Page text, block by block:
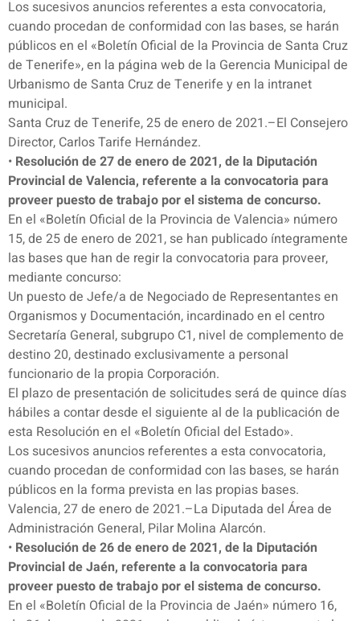
Los sucesivos anuncios referentes a esta convocatoria,
cuando procedan de conformidad con las bases, se harán
públicos en el «Boletín Oficial de la Provincia de Santa Cruz
de Tenerife», en la página web de la Gerencia Municipal de
Urbanismo de Santa Cruz de Tenerife y en la intranet
municipal.
Santa Cruz de Tenerife, 25 de enero de 2021.–El Consejero
Director, Carlos Tarife Hernández.
• Resolución de 27 de enero de 2021, de la Diputación
Provincial de Valencia, referente a la convocatoria para
proveer puesto de trabajo por el sistema de concurso.
En el «Boletín Oficial de la Provincia de Valencia» número
15, de 25 de enero de 2021, se han publicado íntegramente
las bases que han de regir la convocatoria para proveer,
mediante concurso:
Un puesto de Jefe/a de Negociado de Representantes en
Organismos y Documentación, incardinado en el centro
Secretaría General, subgrupo C1, nivel de complemento de
destino 20, destinado exclusivamente a personal
funcionario de la propia Corporación.
El plazo de presentación de solicitudes será de quince días
hábiles a contar desde el siguiente al de la publicación de
esta Resolución en el «Boletín Oficial del Estado».
Los sucesivos anuncios referentes a esta convocatoria,
cuando procedan de conformidad con las bases, se harán
públicos en la forma prevista en las propias bases.
Valencia, 27 de enero de 2021.–La Diputada del Área de
Administración General, Pilar Molina Alarcón.
• Resolución de 26 de enero de 2021, de la Diputación
Provincial de Jaén, referente a la convocatoria para
proveer puesto de trabajo por el sistema de concurso.
En el «Boletín Oficial de la Provincia de Jaén» número 16,